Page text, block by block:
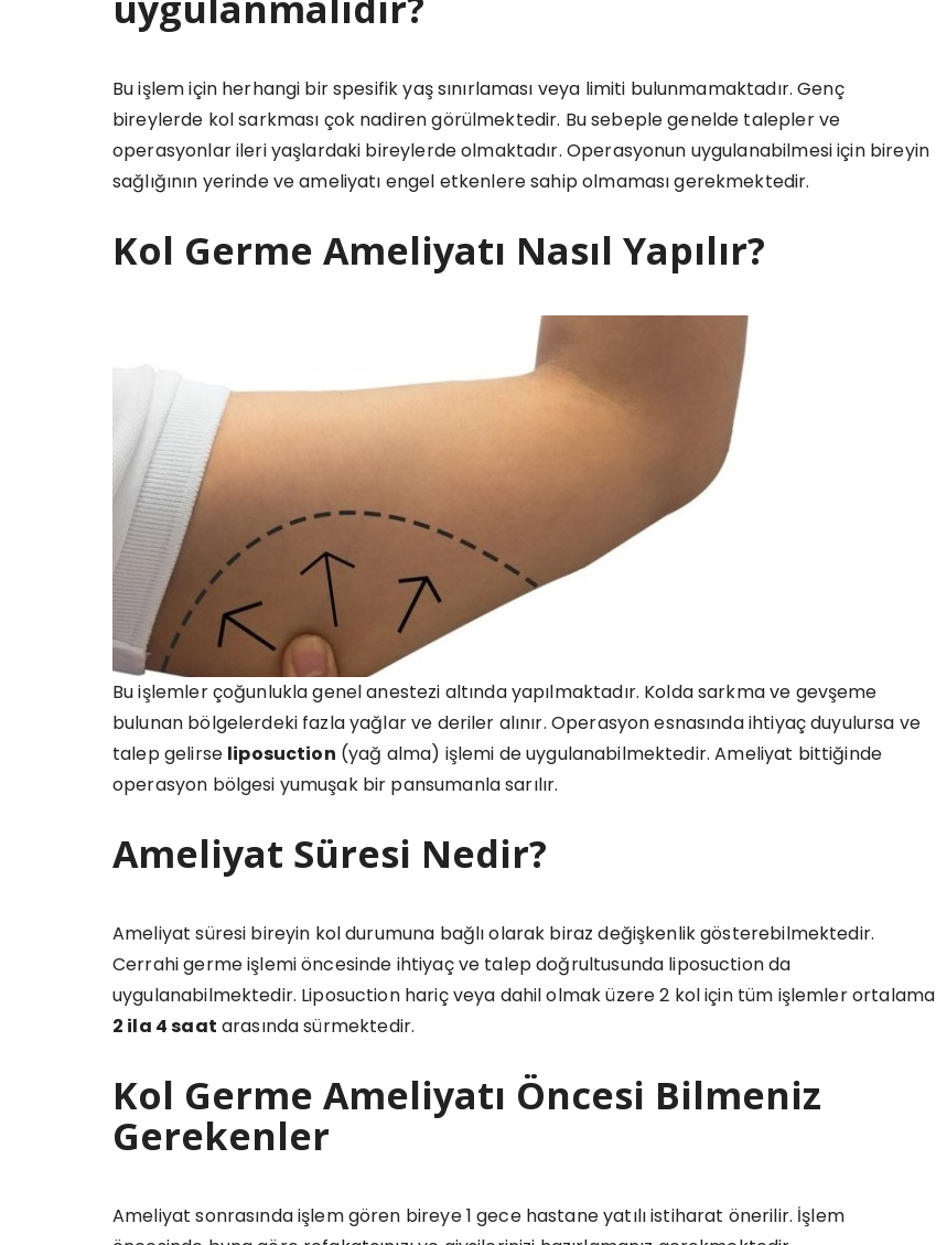
Bu işlem için herhangi bir spesifik yaş sınırlaması veya limiti bulunmamaktadır. Genç
bireylerde kol sarkması çok nadiren görülmektedir. Bu sebeple genelde talepler ve
operasyonlar ileri yaşlardaki bireylerde olmaktadır. Operasyonun uygulanabilmesi için bireyin
sağlığının yerinde ve ameliyatı engel etkenlere sahip olmaması gerekmektedir.
Kol Germe Ameliyatı Nasıl Yapılır?
Bu işlemler çoğunlukla genel anestezi altında yapılmaktadır. Kolda sarkma ve gevşeme
bulunan bölgelerdeki fazla yağlar ve deriler alınır. Operasyon esnasında ihtiyaç duyulursa ve
talep gelirse liposuction (yağ alma) işlemi de uygulanabilmektedir. Ameliyat bittiğinde
operasyon bölgesi yumuşak bir pansumanla sarılır.
Ameliyat Süresi Nedir?
Ameliyat süresi bireyin kol durumuna bağlı olarak biraz değişkenlik gösterebilmektedir.
Cerrahi germe işlemi öncesinde ihtiyaç ve talep doğrultusunda liposuction da
uygulanabilmektedir. Liposuction hariç veya dahil olmak üzere 2 kol için tüm işlemler ortalama
2 ila 4 saat arasında sürmektedir.
Kol Germe Ameliyatı Öncesi Bilmeniz
Gerekenler
Ameliyat sonrasında işlem gören bireye 1 gece hastane yatılı istiharat önerilir. İşlem